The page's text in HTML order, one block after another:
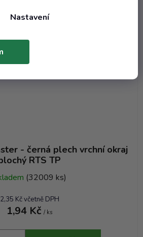
Nastavení
- černá plech vrchní okraj
RTS TP
(32009 ks)
2,35 Kč včetně DPH
1,94 Kč / ks